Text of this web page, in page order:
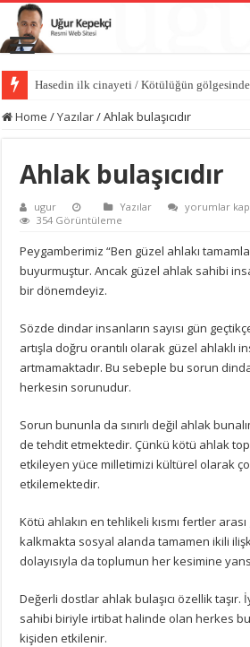
Hasedin ilk cinayeti / Kötülüğün
İlk kıvılcım: İblis’in kibri / Kötülüğün
Home /Yazılar/Ahlak bulaşıcıdır
Ahlak bulaşıcıdır
ugur Yazılar
Ahlak
yorumlar
354 Görüntüleme
Peygamberimiz “Ben güzel ahlakı
buyurmuştur. Ancak güzel ahlak sahibi
bir dönemdeyiz.
Sözde dindar insanların sayısı gün
artışla doğru orantılı olarak güzel ahlaklı
artmamaktadır. Bu sebeple bu sorun
herkesin sorunudur.
Sorun bununla da sınırlı değil ahlak
de tehdit etmektedir. Çünkü kötü ahlak
etkileyen yüce milletimizi kültürel olarak
etkilemektedir.
Kötü ahlakın en tehlikeli kısmı fertler
kalkmakta sosyal alanda tamamen ikili
dolayısıyla da toplumun her kesimine
Değerli dostlar ahlak bulaşıcı özellik
sahibi biriyle irtibat halinde olan herkes
kişiden etkilenir.